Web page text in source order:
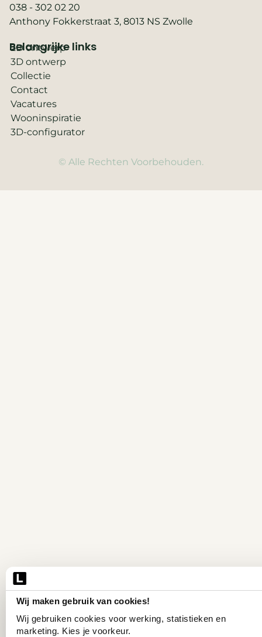
Wij maken gebruik van cookies!
Wij gebruiken cookies voor werking, statistieken en
marketing. Kies je voorkeur.
Belangrijke links
2D ontwerp
3D ontwerp
Collectie
Contact
Vacatures
Wooninspiratie
3D-configurator
038 - 302 02 20
Anthony Fokkerstraat 3, 8013 NS Zwolle
© Alle Rechten Voorbehouden.